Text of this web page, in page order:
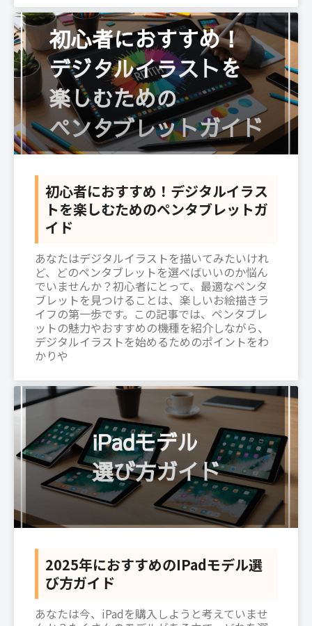
初心者におすすめ！デジタルイラス
トを楽しむためのペンタブレットガ
イド
あなたはデジタルイラストを描いてみたいけれ
ど、どのペンタブレットを選べばいいのか悩ん
でいませんか？初心者にとって、最適なペンタ
ブレットを見つけることは、楽しいお絵描きラ
イフの第一歩です。この記事では、ペンタブレ
ットの魅力やおすすめの機種を紹介しながら、
デジタルイラストを始めるためのポイントをわ
かりや
2025年におすすめのiPadモデル選
び方ガイド
あなたは今、iPadを購入しようと考えていませ